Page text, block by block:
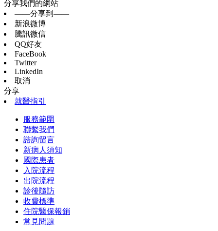
分享我們的網站
——分享到——
新浪微博
騰訊微信
QQ好友
FaceBook
Twitter
LinkedIn
取消
分享
就醫指引
服務範圍
聯繫我們
諮詢留言
新病人須知
國際患者
入院流程
出院流程
診後隨訪
收費標準
住院醫保報銷
常見問題